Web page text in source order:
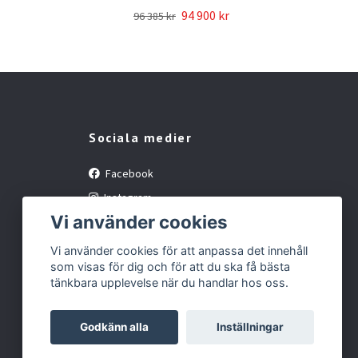
96 385 kr 94 900 kr
Sociala medier
Facebook
Instagram
YouTube
Vi använder cookies
Vi använder cookies för att anpassa det innehåll
som visas för dig och för att du ska få bästa
tänkbara upplevelse när du handlar hos oss.
Godkänn alla Inställningar